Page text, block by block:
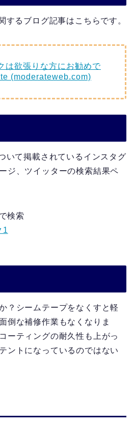
するブログ記事はこちらです。
は欲張りな方にお勧めで
(moderateweb.com)
いて掲載されているインスタグ
ジ、ツイッターの検索結果ペ
検索
1
？シームテープをなくすと軽
倒な補修作業もなくなりま
ーティングの耐久性も上がっ
ントになっているのではない